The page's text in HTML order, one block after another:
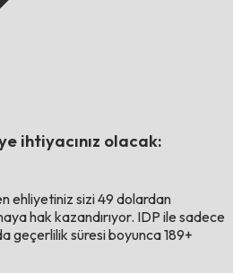
ihtiyacınız olacak:
ehliyetiniz sizi 49 dolardan
hak kazandırıyor. IDP ile sadece
geçerlilik süresi boyunca 189+